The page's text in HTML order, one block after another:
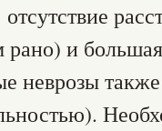
и
неврозы